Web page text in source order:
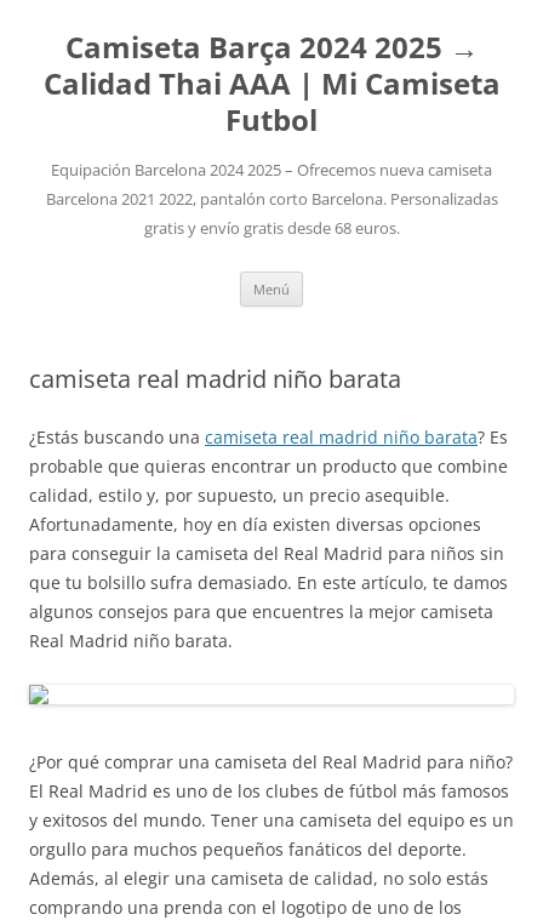
Camiseta Barça 2024 2025 →
Calidad Thai AAA | Mi Camiseta
Futbol
Equipación Barcelona 2024 2025 – Ofrecemos nueva camiseta
Barcelona 2021 2022, pantalón corto Barcelona. Personalizadas
gratis y envío gratis desde 68 euros.
Menú
camiseta real madrid niño barata
¿Estás buscando una camiseta real madrid niño barata? Es
probable que quieras encontrar un producto que combine
calidad, estilo y, por supuesto, un precio asequible.
Afortunadamente, hoy en día existen diversas opciones
para conseguir la camiseta del Real Madrid para niños sin
que tu bolsillo sufra demasiado. En este artículo, te damos
algunos consejos para que encuentres la mejor camiseta
Real Madrid niño barata.
¿Por qué comprar una camiseta del Real Madrid para niño?
El Real Madrid es uno de los clubes de fútbol más famosos
y exitosos del mundo. Tener una camiseta del equipo es un
orgullo para muchos pequeños fanáticos del deporte.
Además, al elegir una camiseta de calidad, no solo estás
comprando una prenda con el logotipo de uno de los